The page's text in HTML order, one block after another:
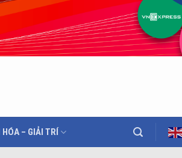
HÓA – GIẢI TRÍ